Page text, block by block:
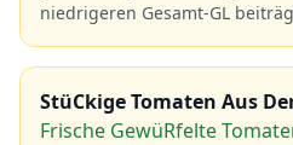
niedrigeren Gesamt-GL
StüCkige Tomaten Aus
Frische GewüRfelte